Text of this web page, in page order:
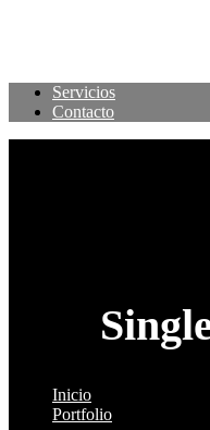
Servicios
Contacto
Inicio
Portfolio